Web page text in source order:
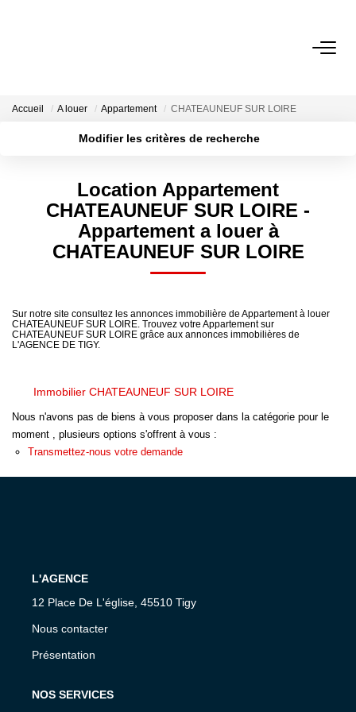
NOTRE AGENCE
Nous Contacter
02.38.58.10.79
Accueil A louer Appartement CHATEAUNEUF SUR LOIRE
Modifier les critères de recherche
Plus de critères Créer une alerte
Location Appartement
CHATEAUNEUF SUR LOIRE -
Appartement a louer à
CHATEAUNEUF SUR LOIRE
Sur notre site consultez les annonces immobilière de Appartement à louer
CHATEAUNEUF SUR LOIRE. Trouvez votre Appartement sur
CHATEAUNEUF SUR LOIRE grâce aux annonces immobilières de
L'AGENCE DE TIGY.
Immobilier CHATEAUNEUF SUR LOIRE
Nous n'avons pas de biens à vous proposer dans la catégorie pour le
moment , plusieurs options s'offrent à vous :
Transmettez-nous votre demande
L'AGENCE
12 Place De L'église, 45510 Tigy
Nous contacter
Présentation
NOS SERVICES